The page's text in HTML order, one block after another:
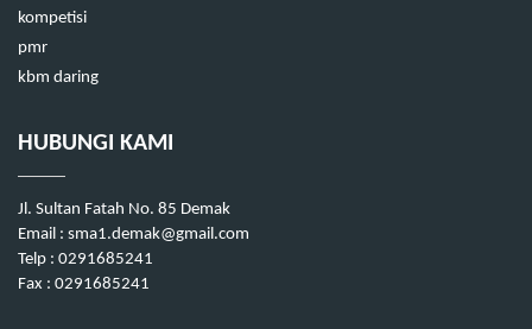
kompetisi
pmr
kbm daring
HUBUNGI KAMI
Jl. Sultan Fatah No. 85 Demak
Email : sma1.demak@gmail.com
Telp : 0291685241
Fax : 0291685241